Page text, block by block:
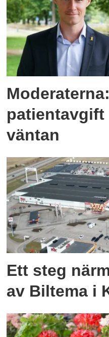
väntan
Ett steg
av Biltema i